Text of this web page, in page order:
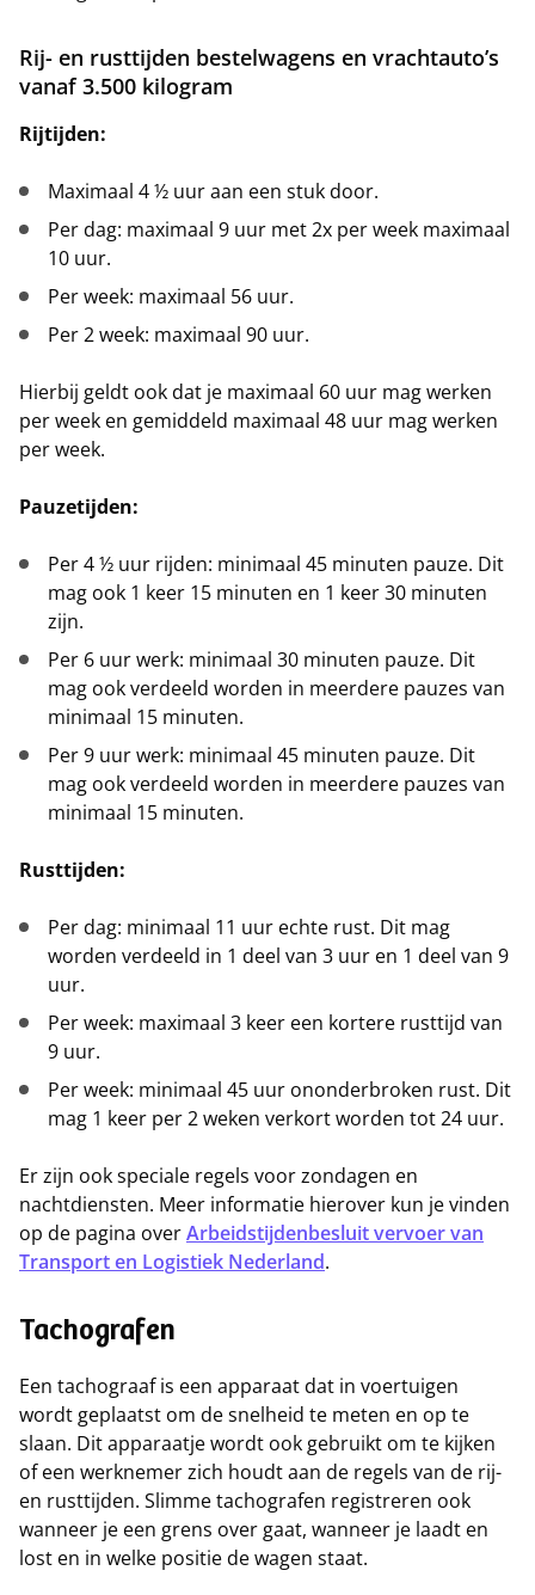
Rij- en rusttijden bestelwagens en vrachtauto’s
vanaf 3.500 kilogram
Rijtijden:
Maximaal 4 ½ uur aan een stuk door.
Per dag: maximaal 9 uur met 2x per week maximaal
10 uur.
Per week: maximaal 56 uur.
Per 2 week: maximaal 90 uur.
Hierbij geldt ook dat je maximaal 60 uur mag werken
per week en gemiddeld maximaal 48 uur mag werken
per week.
Pauzetijden:
Per 4 ½ uur rijden: minimaal 45 minuten pauze. Dit
mag ook 1 keer 15 minuten en 1 keer 30 minuten
zijn.
Per 6 uur werk: minimaal 30 minuten pauze. Dit
mag ook verdeeld worden in meerdere pauzes van
minimaal 15 minuten.
Per 9 uur werk: minimaal 45 minuten pauze. Dit
mag ook verdeeld worden in meerdere pauzes van
minimaal 15 minuten.
Rusttijden:
Per dag: minimaal 11 uur echte rust. Dit mag
worden verdeeld in 1 deel van 3 uur en 1 deel van 9
uur.
Per week: maximaal 3 keer een kortere rusttijd van
9 uur.
Per week: minimaal 45 uur ononderbroken rust. Dit
mag 1 keer per 2 weken verkort worden tot 24 uur.
Er zijn ook speciale regels voor zondagen en
nachtdiensten. Meer informatie hierover kun je vinden
op de pagina overArbeidstijdenbesluit vervoer van
Transport en Logistiek Nederland.
Tachografen
Een tachograaf is een apparaat dat in voertuigen
wordt geplaatst om de snelheid te meten en op te
slaan. Dit apparaatje wordt ook gebruikt om te kijken
of een werknemer zich houdt aan de regels van de rij-
en rusttijden. Slimme tachografen registreren ook
wanneer je een grens over gaat, wanneer je laadt en
lost en in welke positie de wagen staat.